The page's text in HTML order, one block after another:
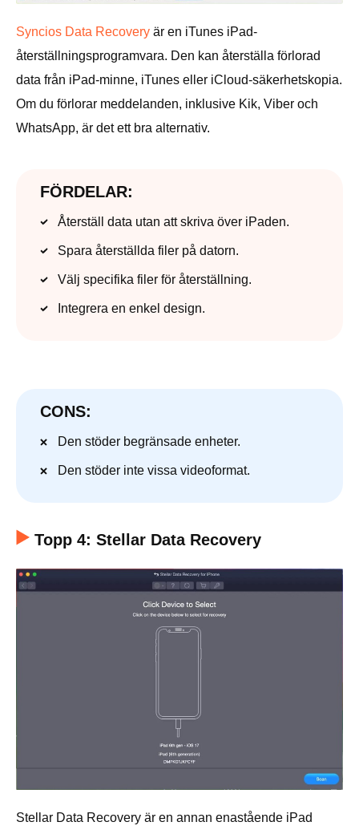
Syncios Data Recovery är en iTunes iPad-
återställningsprogramvara. Den kan återställa förlorad
data från iPad-minne, iTunes eller iCloud-säkerhetskopia.
Om du förlorar meddelanden, inklusive Kik, Viber och
WhatsApp, är det ett bra alternativ.
FÖRDELAR:
Återställ data utan att skriva över iPaden.
Spara återställda filer på datorn.
Välj specifika filer för återställning.
Integrera en enkel design.
CONS:
Den stöder begränsade enheter.
Den stöder inte vissa videoformat.
Topp 4: Stellar Data Recovery
Stellar Data Recovery är en annan enastående iPad